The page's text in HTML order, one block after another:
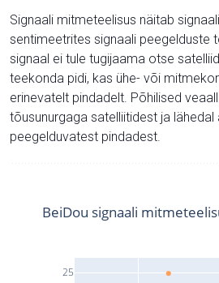
Signaali mitmeteelisus näitab
sentimeetrites signaali peegelduste
signaal ei tule tugijaama otse
teekonda pidi, kas ühe- või
erinevatelt pindadelt. Põhilised
tõusunurgaga satelliitidest ja lähedal
peegelduvatest pindadest.
25
BeiDou signaali